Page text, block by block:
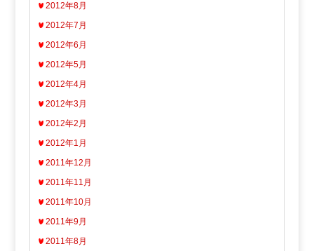
2012年8月
2012年7月
2012年6月
2012年5月
2012年4月
2012年3月
2012年2月
2012年1月
2011年12月
2011年11月
2011年10月
2011年9月
2011年8月